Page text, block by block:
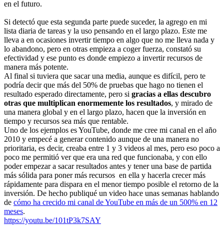
en el futuro.
Si detectó que esta segunda parte puede suceder, la agrego en mi
lista diaria de tareas y la uso pensando en el largo plazo. Este me
lleva a en ocasiones invertir tiempo en algo que no me lleva nada y
lo abandono, pero en otras empieza a coger fuerza, constató su
efectividad y ese punto es donde empiezo a invertir recursos de
manera más potente.
Al final si tuviera que sacar una media, aunque es difícil, pero te
podría decir que más del 50% de pruebas que hago no tienen el
resultado esperado directamente, pero si gracias a ellas descubro
otras que multiplican enormemente los resultados, y mirado de
una manera global y en el largo plazo, hacen que la inversión en
tiempo y recursos sea más que rentable.
Uno de los ejemplos es YouTube, donde me cree mi canal en el año
2010 y empecé a generar contenido aunque de una manera no
prioritaria, es decir, creaba entre 1 y 3 videos al mes, pero eso poco a
poco me permitió ver que era una red que funcionaba, y con ello
poder empezar a sacar resultados antes y tener una base de partida
más sólida para poner más recursos en ella y hacerla crecer más
rápidamente para dispara en el menor tiempo posible el retorno de la
inversión. De hecho publiqué un video hace unas semanas hablando
de cómo ha crecido mi canal de YouTube en más de un 500% en 12
meses.
https://youtu.be/101tP3k7SAY